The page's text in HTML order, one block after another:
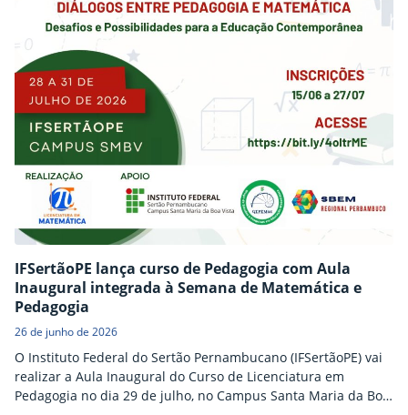
IFSertãoPE lança curso de Pedagogia com Aula
Inaugural integrada à Semana de Matemática e
Pedagogia
26 de junho de 2026
O Instituto Federal do Sertão Pernambucano (IFSertãoPE) vai
realizar a Aula Inaugural do Curso de Licenciatura em
Pedagogia no dia 29 de julho, no Campus Santa Maria da Boa